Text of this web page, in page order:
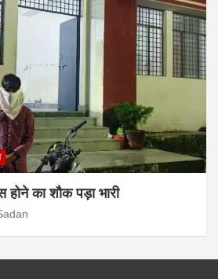
का शौक पड़ा भारी